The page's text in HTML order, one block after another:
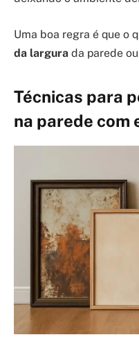
Uma boa regra é que o
da largura da parede
Técnicas para
na parede com